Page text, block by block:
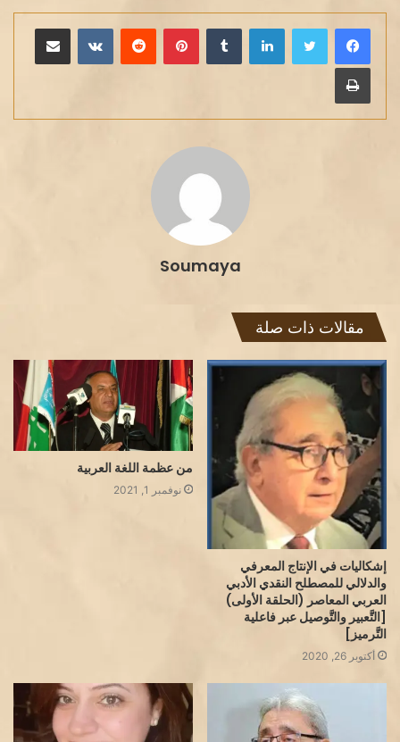
لينكدإن بينتيريست مشاركة عبر البريد
طباعة
Soumaya
مقالات ذات صلة
إشكاليات في الإنتاج المعرفي
والدلالي للمصطلح النقدي الأدبي
العربي المعاصر (الحلقة الأولى)
[التَّعبير والتَّوصيل عبر فاعلية
التَّرميز]
أكتوبر 26, 2020
من عظمة اللغة العربية
نوفمبر 1, 2021